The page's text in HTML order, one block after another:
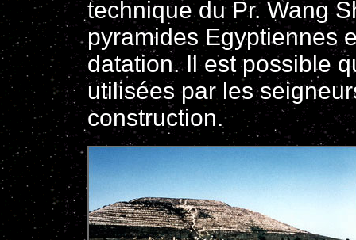
technique du Pr. Wang
pyramides Egyptiennes
datation. Il est possible
utilisées par les
construction.